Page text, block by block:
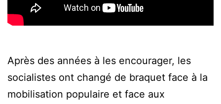
Après des années à les encourager, les
socialistes ont changé de braquet face à la
mobilisation populaire et face aux